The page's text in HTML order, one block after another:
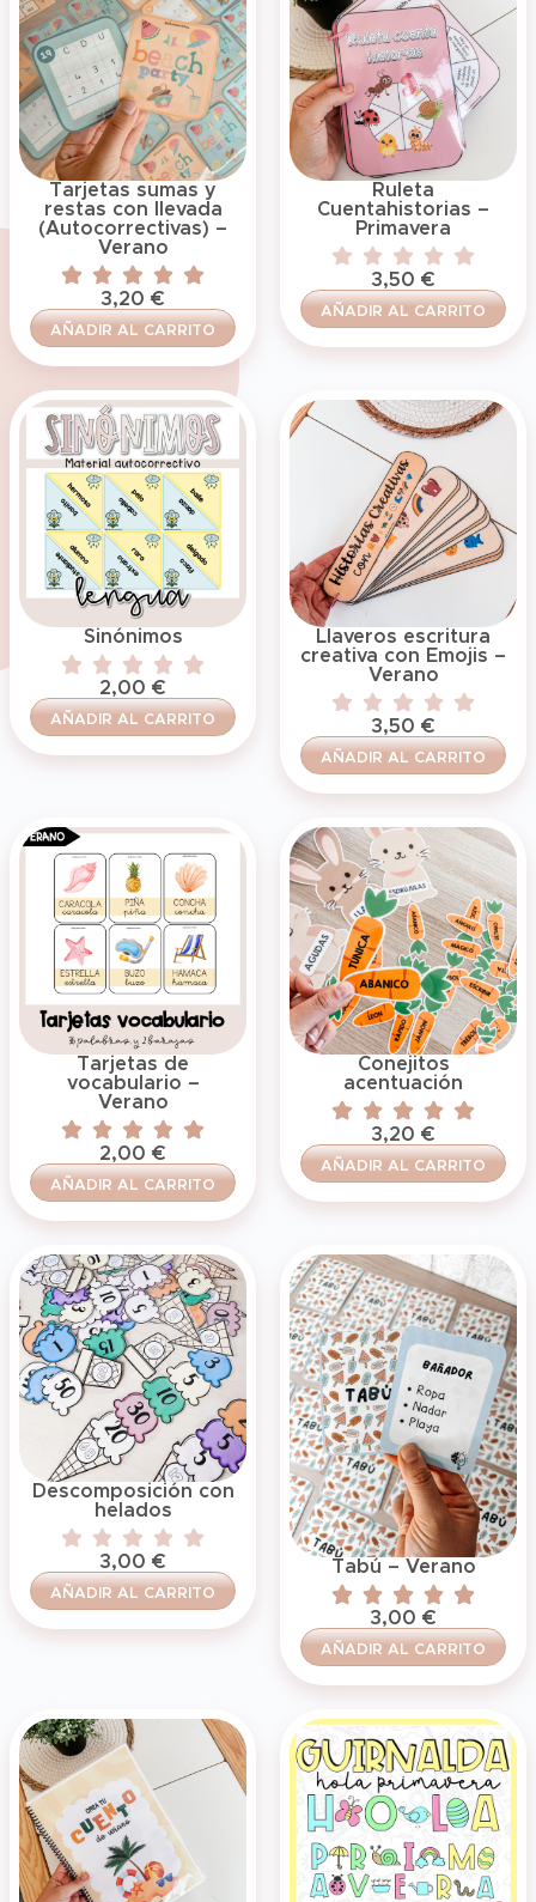
Tarjetas sumas y
restas con llevada
(Autocorrectivas) –
Verano
3,20 €
AÑADIR AL CARRITO
Ruleta
Cuentahistorias –
Primavera
3,50 €
AÑADIR AL CARRITO
Sinónimos
2,00 €
AÑADIR AL CARRITO
Llaveros escritura
creativa con Emojis –
Verano
3,50 €
AÑADIR AL CARRITO
Tarjetas de
vocabulario –
Verano
2,00 €
AÑADIR AL CARRITO
Conejitos
acentuación
3,20 €
AÑADIR AL CARRITO
Descomposición con
helados
3,00 €
AÑADIR AL CARRITO
Tabú – Verano
3,00 €
AÑADIR AL CARRITO